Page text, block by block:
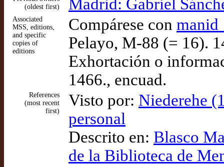
(oldest first)
Madrid: Gabriel
Associated
MSS, editions,
and specific
copies of
editions
Compárese con manid
Pelayo, M-88 (= 16).
Exhortación o
1466., encuad.
References
(most recent
first)
Visto por: Niederehe
personal
Descrito en: Blasco
de la Biblioteca de